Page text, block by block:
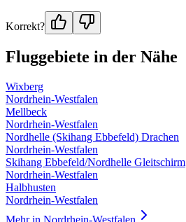
Korrekt?
Fluggebiete in der Nähe
Wixberg
Nordrhein-Westfalen
Mellbeck
Nordrhein-Westfalen
Nordhelle (Skihang Ebbefeld) Drachen
Nordrhein-Westfalen
Skihang Ebbefeld/Nordhelle Gleitschirm
Nordrhein-Westfalen
Halbhusten
Nordrhein-Westfalen